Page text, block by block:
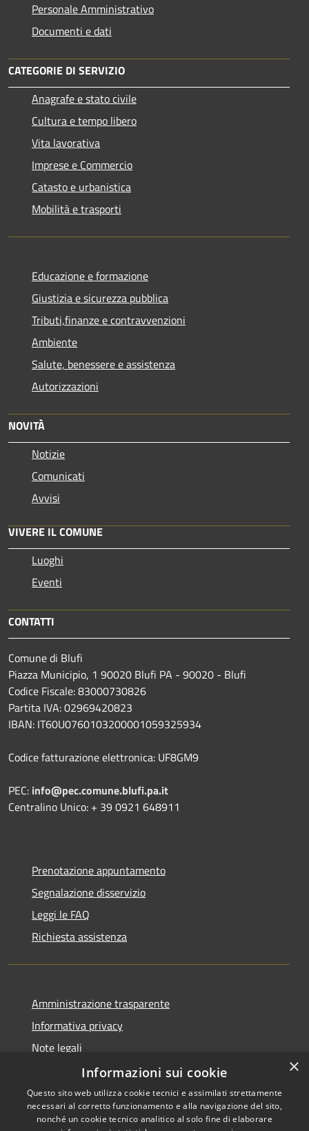
Personale Amministrativo
Documenti e dati
CATEGORIE DI SERVIZIO
Anagrafe e stato civile
Cultura e tempo libero
Vita lavorativa
Imprese e Commercio
Catasto e urbanistica
Mobilità e trasporti
Educazione e formazione
Giustizia e sicurezza pubblica
Tributi,finanze e contravvenzioni
Ambiente
Salute, benessere e assistenza
Autorizzazioni
NOVITÀ
Notizie
Comunicati
Avvisi
VIVERE IL COMUNE
Luoghi
Eventi
CONTATTI
Comune di Blufi
Piazza Municipio, 1 90020 Blufi PA - 90020 - Blufi
Codice Fiscale: 83000730826
Partita IVA: 02969420823
IBAN: IT60U0760103200001059325934
Codice fatturazione elettronica: UF8GM9
PEC: info@pec.comune.blufi.pa.it
Centralino Unico: + 39 0921 648911
Prenotazione appuntamento
Segnalazione disservizio
Leggi le FAQ
Richiesta assistenza
Amministrazione trasparente
Informativa privacy
Note legali
Dichiarazione di accessibilità
×
Informazioni sui cookie
Questo sito web utilizza cookie tecnici e assimilati strettamente
necessari al corretto funzionamento e alla navigazione del sito,
nonché un cookie tecnico analitico al solo fine di elaborare